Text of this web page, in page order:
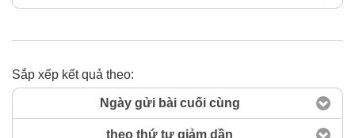
Sắp xếp kết quả theo:
Ngày gửi bài cuối cùng
theo thứ tự giảm dần